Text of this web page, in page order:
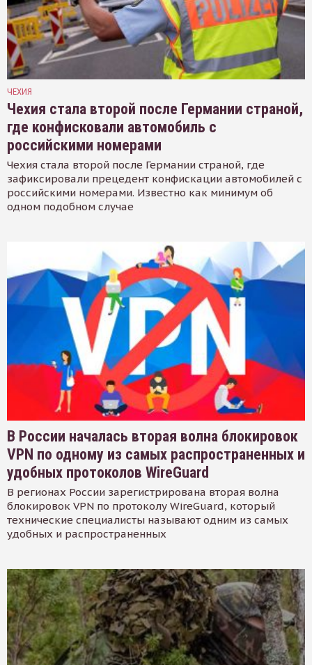
ЧЕХИЯ
Чехия стала второй после Германии страной,
где конфисковали автомобиль с
российскими номерами
Чехия стала второй после Германии страной, где
зафиксировали прецедент конфискации автомобилей с
российскими номерами. Известно как минимум об
одном подобном случае
В России началась вторая волна блокировок
VPN по одному из самых распространенных и
удобных протоколов WireGuard
В регионах России зарегистрирована вторая волна
блокировок VPN по протоколу WireGuard, который
технические специалисты называют одним из самых
удобных и распространенных